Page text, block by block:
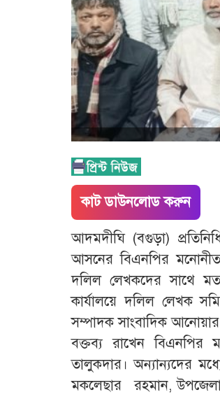
কাট ডাউনলোড করুন
আদমদীঘি (বগুড়া)
আসনের বিএনপির মনোনীত
দলিল লেখকদের সাথে
কার্যালয়ে দলিল লেখক
সম্পাদক সাংবাদিক
বক্তব্য রাখেন বিএনপির
তালুকদার। অন্যান্যদের
মকলেছার রহমান,